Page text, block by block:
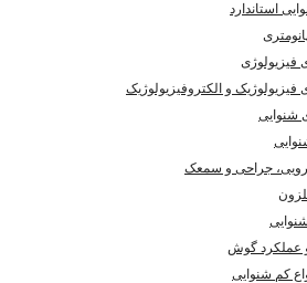
استاندارد
و الکتروفیزیولوژیک
شنوایی
جراحی و سمعک
عملکرد گوش
کم شنوایی